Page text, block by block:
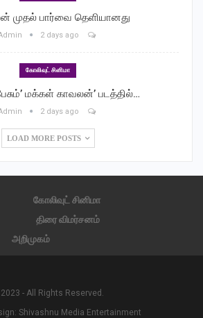
முதல் பார்வை தெளியானது
2 days ago
கோலிவுட் சினிமா
மக்கள் காவலன்’ படத்தில்…
2 days ago
LOAD MORE POSTS
கோலிவுட் சினிமா
திரை விமர்சனம்
அறிமுகம்
- All Rights Reserved.
Shivashnu Media Entertainment